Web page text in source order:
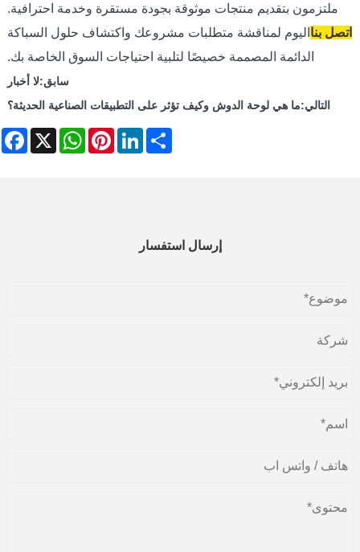
ملتزمون بتقديم منتجات موثوقة بجودة مستقرة وخدمة احترافية.
اتصل بنا اليوم لمناقشة متطلبات مشروعك واكتشاف حلول السباكة
الدائمة المصممة خصيصًا لتلبية احتياجات السوق الخاصة بك.
سابق:لا أخبار
التالي:ما هي لوحة الدوش وكيف تؤثر على التطبيقات الصناعية الحديثة؟
X
WhatsAppPinterestLinkedInShare
إرسال استفسار